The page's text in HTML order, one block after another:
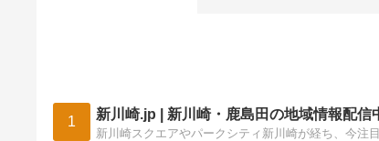
1 新川崎.jp | 新川崎・鹿島田の地域情報配信
新川崎スクエアやパークシティ新川崎が経ち、今注